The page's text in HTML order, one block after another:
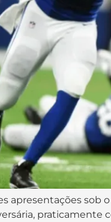
apresentações sob